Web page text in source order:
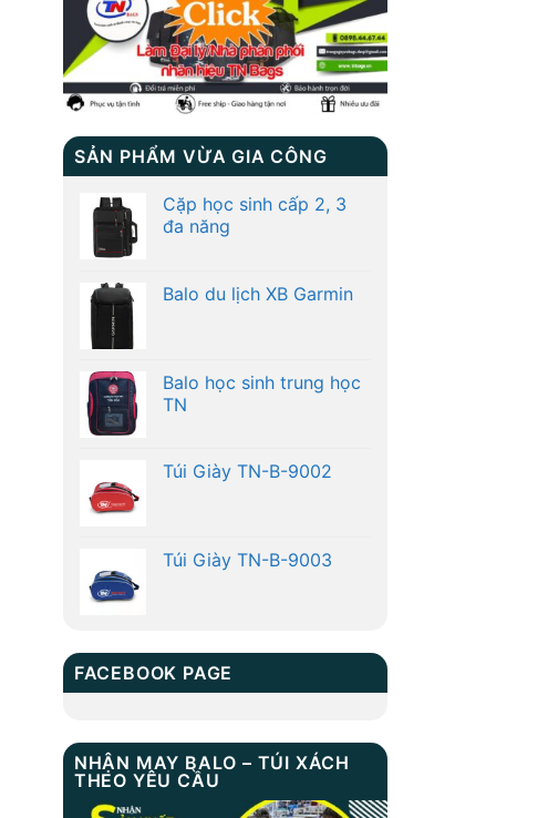
SẢN PHẨM VỪA GIA CÔNG
Cặp học sinh cấp 2, 3
đa năng
Balo du lịch XB Garmin
Balo học sinh trung học
TN
Túi Giày TN-B-9002
Túi Giày TN-B-9003
FACEBOOK PAGE
NHẬN MAY BALO – TÚI XÁCH
THEO YÊU CẦU